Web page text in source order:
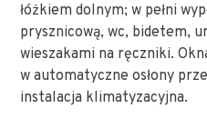
łóżkiem dolnym; w pełni
prysznicową, wc, bidetem,
wieszakami na ręczniki.
w automatyczne osłony
instalacja klimatyzacyjna.